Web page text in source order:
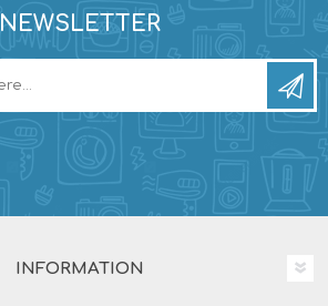
NEWSLETTER
INFORMATION